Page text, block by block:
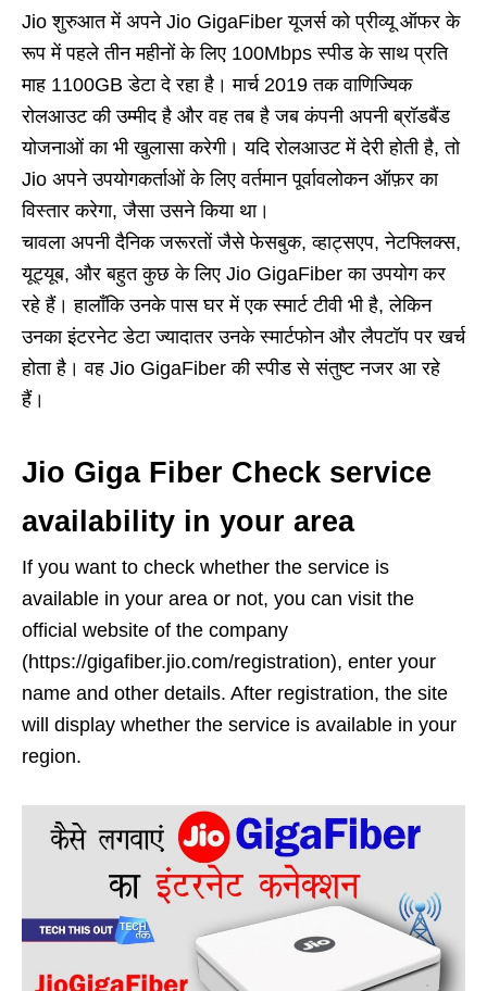
Jio शुरुआत में अपने Jio GigaFiber यूजर्स को प्रीव्यू ऑफर के
रूप में पहले तीन महीनों के लिए 100Mbps स्पीड के साथ प्रति
माह 1100GB डेटा दे रहा है। मार्च 2019 तक वाणिज्यिक
रोलआउट की उम्मीद है और वह तब है जब कंपनी अपनी ब्रॉडबैंड
योजनाओं का भी खुलासा करेगी। यदि रोलआउट में देरी होती है, तो
Jio अपने उपयोगकर्ताओं के लिए वर्तमान पूर्वावलोकन ऑफ़र का
विस्तार करेगा, जैसा उसने किया था।
चावला अपनी दैनिक जरूरतों जैसे फेसबुक, व्हाट्सएप, नेटफ्लिक्स,
यूट्यूब, और बहुत कुछ के लिए Jio GigaFiber का उपयोग कर
रहे हैं। हालाँकि उनके पास घर में एक स्मार्ट टीवी भी है, लेकिन
उनका इंटरनेट डेटा ज्यादातर उनके स्मार्टफोन और लैपटॉप पर खर्च
होता है। वह Jio GigaFiber की स्पीड से संतुष्ट नजर आ रहे
हैं।
Jio Giga Fiber Check service
availability in your area
If you want to check whether the service is
available in your area or not, you can visit the
official website of the company
(https://gigafiber.jio.com/registration), enter your
name and other details. After registration, the site
will display whether the service is available in your
region.